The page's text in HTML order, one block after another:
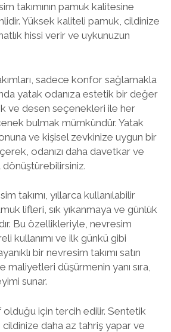
takımının pamuk kalitesine
Yüksek kaliteli pamuk, cildinize
hissi verir ve uykunuzun
sadece konfor sağlamakla
yatak odanıza estetik bir değer
ve desen seçenekleri ile her
bulmak mümkündür. Yatak
ve kişisel zevkinize uygun bir
odanızı daha davetkar ve
takımı, yıllarca kullanılabilir
lifleri, sık yıkanmaya ve günlük
Bu özellikleriyle, nevresim
kullanımı ve ilk günkü gibi
bir nevresim takımı satın
maliyetleri düşürmenin yanı sıra,
sunar.
olduğu için tercih edilir. Sentetik
daha az tahriş yapar ve